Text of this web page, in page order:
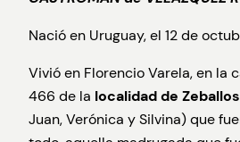
Nació en Uruguay, el 12 de
Vivió en Florencio Varela, en la
466 de la localidad de Zeballos
Juan, Verónica y Silvina) que